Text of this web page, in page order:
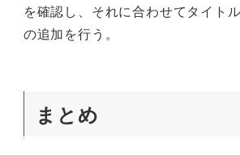
を確認し、それに合わせてタイト
の追加を行う。
まとめ